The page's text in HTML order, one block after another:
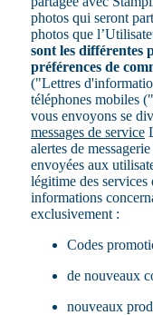
photos qui seront
photos que
sont les différentes
préférences de
("Lettres
téléphones mobiles
vous envoyons se
messages de service
alertes de
envoyées aux
légitime des
informations
exclusivement :
Codes
de nouveaux
nouveaux